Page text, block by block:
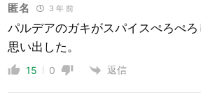
匿名 3 年 前
パルデアのガキがスパイスぺろぺ
思い出した。
15 0 返信